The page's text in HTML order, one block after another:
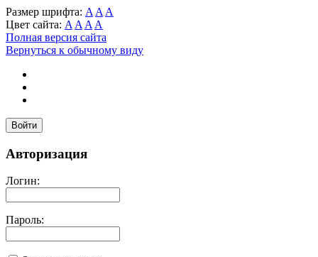
Размер шрифта: A A A
Цвет сайта: A A A A
Полная версия сайта
Вернуться к обычному виду
Войти
Авторизация
Логин:
Пароль: